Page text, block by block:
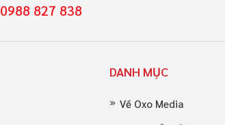
0988 827 838
DANH MỤC
Về Oxo Media